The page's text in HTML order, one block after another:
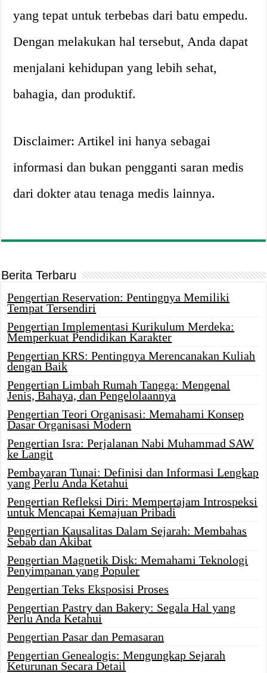
yang tepat untuk terbebas dari batu empedu.
Dengan melakukan hal tersebut, Anda dapat
menjalani kehidupan yang lebih sehat,
bahagia, dan produktif.
Disclaimer: Artikel ini hanya sebagai
informasi dan bukan pengganti saran medis
dari dokter atau tenaga medis lainnya.
Berita Terbaru
Pengertian Reservation: Pentingnya Memiliki
Tempat Tersendiri
Pengertian Implementasi Kurikulum Merdeka:
Memperkuat Pendidikan Karakter
Pengertian KRS: Pentingnya Merencanakan Kuliah
dengan Baik
Pengertian Limbah Rumah Tangga: Mengenal
Jenis, Bahaya, dan Pengelolaannya
Pengertian Teori Organisasi: Memahami Konsep
Dasar Organisasi Modern
Pengertian Isra: Perjalanan Nabi Muhammad SAW
ke Langit
Pembayaran Tunai: Definisi dan Informasi Lengkap
yang Perlu Anda Ketahui
Pengertian Refleksi Diri: Mempertajam Introspeksi
untuk Mencapai Kemajuan Pribadi
Pengertian Kausalitas Dalam Sejarah: Membahas
Sebab dan Akibat
Pengertian Magnetik Disk: Memahami Teknologi
Penyimpanan yang Populer
Pengertian Teks Eksposisi Proses
Pengertian Pastry dan Bakery: Segala Hal yang
Perlu Anda Ketahui
Pengertian Pasar dan Pemasaran
Pengertian Genealogis: Mengungkap Sejarah
Keturunan Secara Detail